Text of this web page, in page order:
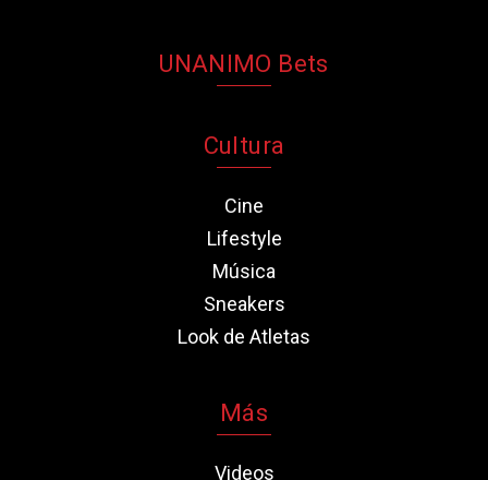
UNANIMO Bets
Cultura
Cine
Lifestyle
Música
Sneakers
Look de Atletas
Más
Videos